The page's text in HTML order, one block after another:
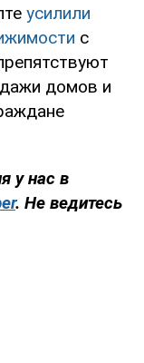
усилили
с
домов и
у нас в
. Не ведитесь